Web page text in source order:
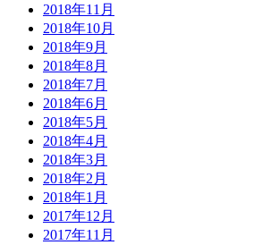
2018年11月
2018年10月
2018年9月
2018年8月
2018年7月
2018年6月
2018年5月
2018年4月
2018年3月
2018年2月
2018年1月
2017年12月
2017年11月